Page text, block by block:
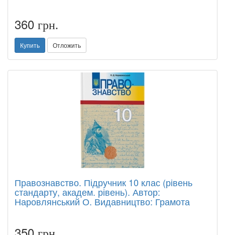
360 грн.
Купить Отложить
Правознавство. Підручник 10 клас (рівень
стандарту, академ. рівень). Автор:
Наровлянський О. Видавництво: Грамота